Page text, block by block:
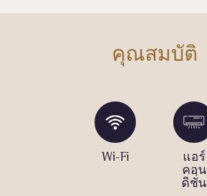
คุณสมบัติ
Wi-Fi
แอร์
คอน
ดิชั่น